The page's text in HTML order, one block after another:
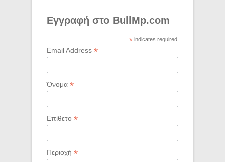
Εγγραφή στο BullMp.com
*indicates required
Email Address *
Όνομα *
Επίθετο *
Περιοχή *